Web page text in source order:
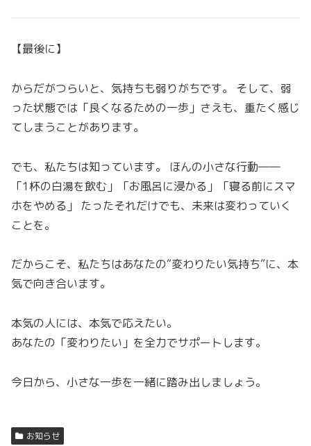
【最後に】
からだがつらいと、気持ちも弱りがちです。 そして、弱
った状態では「良くなるための一歩」さえも、重たく感じ
てしまうことがあります。
でも、私たちは知っています。 ほんの小さな行動――
「1杯の白湯を飲む」「お風呂に浸かる」「寝る前にスマ
ホをやめる」 たったそれだけでも、未来は変わっていく
ことを。
だからこそ、私たちはあなたの“変わりたい気持ち”に、本
気で向き合います。
本気の人には、本気で応えたい。
あなたの「変わりたい」を全力でサポートします。
今日から、小さな一歩を一緒に踏み出しましょう。
お知らせ